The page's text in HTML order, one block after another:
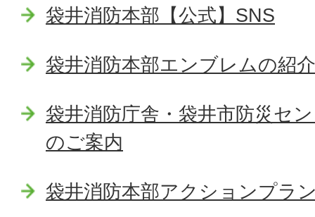
袋井消防本部【公式】SNS
袋井消防本部エンブレムの紹介
袋井消防庁舎・袋井市防災セ
のご案内
袋井消防本部アクションプラ